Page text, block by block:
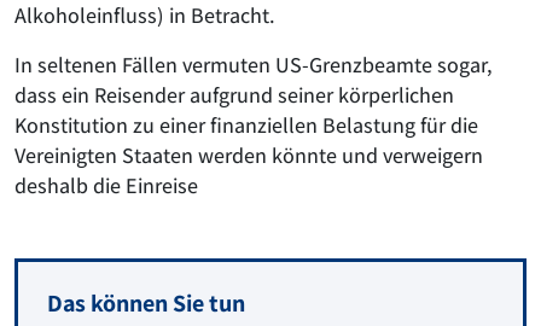
Alkoholeinfluss) in Betracht.
In seltenen Fällen vermuten US-Grenzbeamte sogar,
dass ein Reisender aufgrund seiner körperlichen
Konstitution zu einer finanziellen Belastung für die
Vereinigten Staaten werden könnte und verweigern
deshalb die Einreise
Das können Sie tun